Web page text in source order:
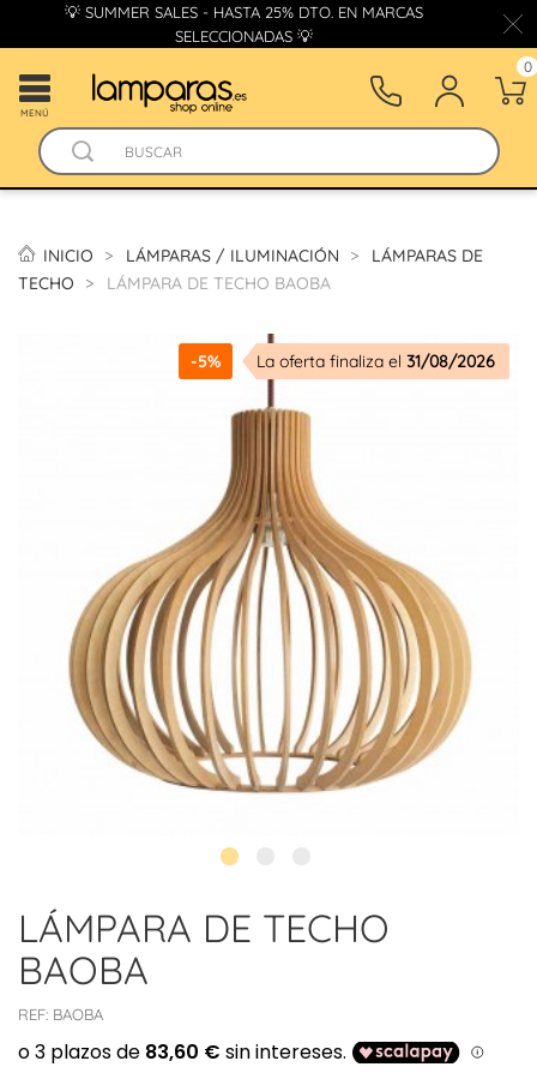
💡 SUMMER SALES - HASTA 25% DTO. EN MARCAS
SELECCIONADAS 💡
MENÚ
0
INICIO LÁMPARAS / ILUMINACIÓN
LÁMPARAS DE
TECHO
LÁMPARA DE TECHO BAOBA
-5% La oferta finaliza el 31/08/2026
LÁMPARA DE TECHO
BAOBA
REF: BAOBA